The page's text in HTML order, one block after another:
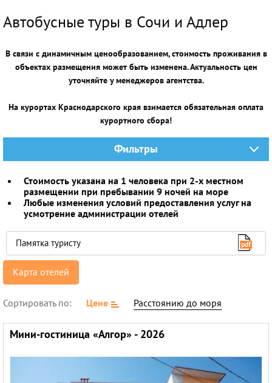
Абхазия
Проезд без проживания
Вылеты из Нижнего Новгорода
Горящие туры
Раннее бронирование
Железнодорожные туры
Автобусные туры в Сочи и Адлер
В связи с динамичным ценообразованием, стоимость проживания в
объектах размещения может быть изменена. Актуальность цен
уточняйте у менеджеров агентства.
На курортах Краснодарского края взимается обязательная оплата
курортного сбора!
Фильтры
Стоимость указана на 1 человека при 2-х местном
размещении при пребывании 9 ночей на море
Любые изменения условий предоставления услуг на
усмотрение администрации отелей
Памятка туристу
Карта отелей
Сортировать по: Цене Расстоянию до моря
Мини-гостиница «Алгор» - 2026